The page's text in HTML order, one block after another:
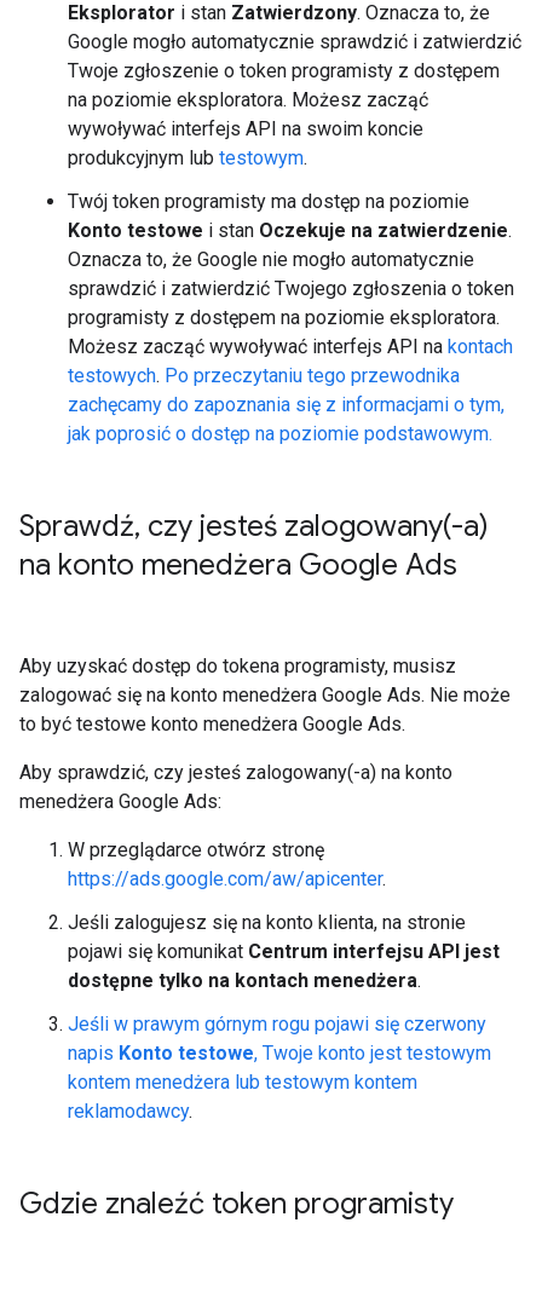
Eksplorator i stan Zatwierdzony. Oznacza to, że
Google mogło automatycznie sprawdzić i zatwierdzić
Twoje zgłoszenie o token programisty z dostępem
na poziomie eksploratora. Możesz zacząć
wywoływać interfejs API na swoim koncie
produkcyjnym lub testowym.
Twój token programisty ma dostęp na poziomie
Konto testowe i stan Oczekuje na zatwierdzenie.
Oznacza to, że Google nie mogło automatycznie
sprawdzić i zatwierdzić Twojego zgłoszenia o token
programisty z dostępem na poziomie eksploratora.
Możesz zacząć wywoływać interfejs API na kontach
testowych. Po przeczytaniu tego przewodnika
zachęcamy do zapoznania się z informacjami o tym,
jak poprosić o dostęp na poziomie podstawowym.
Sprawdź, czy jesteś zalogowany(-a)
na konto menedżera Google Ads
Aby uzyskać dostęp do tokena programisty, musisz
zalogować się na konto menedżera Google Ads. Nie może
to być testowe konto menedżera Google Ads.
Aby sprawdzić, czy jesteś zalogowany(-a) na konto
menedżera Google Ads:
W przeglądarce otwórz stronę
https://ads.google.com/aw/apicenter.
Jeśli zalogujesz się na konto klienta, na stronie
pojawi się komunikat Centrum interfejsu API jest
dostępne tylko na kontach menedżera.
Jeśli w prawym górnym rogu pojawi się czerwony
napis Konto testowe, Twoje konto jest testowym
kontem menedżera lub testowym kontem
reklamodawcy.
Gdzie znaleźć token programisty